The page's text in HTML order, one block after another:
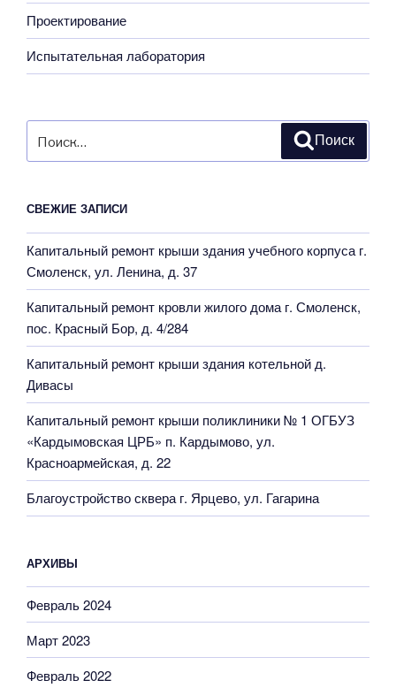
Проектирование
Испытательная лаборатория
Поиск
СВЕЖИЕ ЗАПИСИ
Капитальный ремонт крыши здания учебного корпуса г.
Смоленск, ул. Ленина, д. 37
Капитальный ремонт кровли жилого дома г. Смоленск,
пос. Красный Бор, д. 4/284
Капитальный ремонт крыши здания котельной д.
Дивасы
Капитальный ремонт крыши поликлиники № 1 ОГБУЗ
«Кардымовская ЦРБ» п. Кардымово, ул.
Красноармейская, д. 22
Благоустройство сквера г. Ярцево, ул. Гагарина
АРХИВЫ
Февраль 2024
Март 2023
Февраль 2022